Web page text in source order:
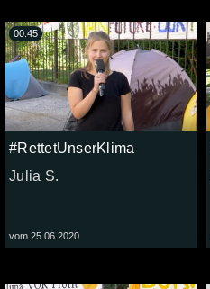
#RettetUnserKlima
Julia S.
vom 25.06.2020
00:45